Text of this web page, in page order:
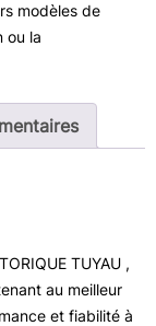
modèles de
ou la
TUYAU ,
au meilleur
et fiabilité à